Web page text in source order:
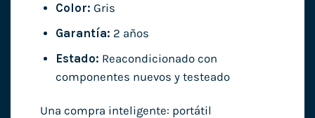
Color: Gris
Garantía: 2 años
Estado: Reacondicionado con
componentes nuevos y testeado
Una compra inteligente: portátil